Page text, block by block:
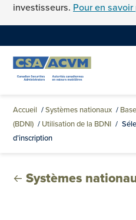
investisseurs. Pour en savoir
Accueil /Systèmes nationaux /
(BDNI) / Utilisation de la BDNI /
d’inscription
Systèmes